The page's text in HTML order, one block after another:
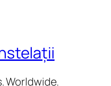
Worldwide.